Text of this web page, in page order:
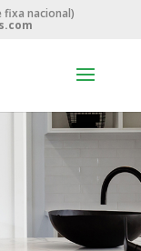
fixa nacional)